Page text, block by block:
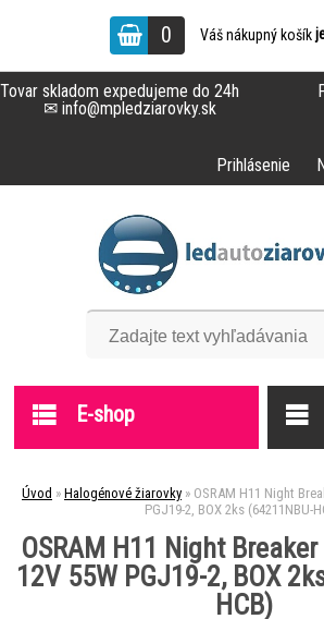
Tovar skladom expedujeme do 24h
✉
Prihlásenie
0 Váš nákupný košík
E-shop
Úvod » Halogénové žiarovky » OSRAM H11 Night
PGJ19-2, BOX 2ks (64211NBU-
OSRAM H11 Night
12V 55W PGJ19-2, BOX
HCB)